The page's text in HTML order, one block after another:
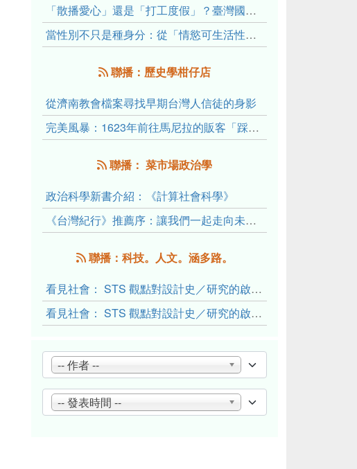
「散播愛心」還是「打工度假」？臺灣國內與跨國捐卵的利他修辭、金錢動機與身體代價
當性別不只是種身分：從「情慾可生活性」理解跨性別者的身體、慾望與認同探索
聯播：歷史學柑仔店
從濟南教會檔案尋找早期台灣人信徒的身影
完美風暴：1623年前往馬尼拉的販客「踩線團」怎麼會困死於澎湖?
聯播： 菜市場政治學
政治科學新書介紹：《計算社會科學》
《台灣紀行》推薦序：讓我們一起走向未來文明的備忘錄
聯播：科技。人文。涵多路。
看見社會： STS 觀點對設計史／研究的啟發與反思（下）
看見社會： STS 觀點對設計史／研究的啟發與反思（上）
-- 作者 --
-- 發表時間 --